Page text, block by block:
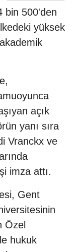
bin 500'den
yüksek
açık
yanı sıra
Vranckx ve
imza attı.
Gent
Özel
hukuk